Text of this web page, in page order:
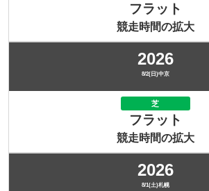
フラット
競走時間の拡大
2026
8/2(日)中京
芝
フラット
競走時間の拡大
2026
8/1(土)札幌